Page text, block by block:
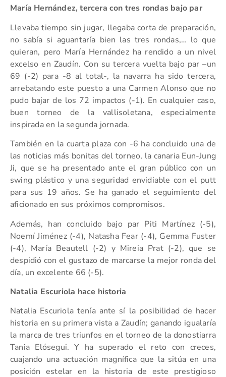
María Hernández, tercera con tres rondas bajo par
Llevaba tiempo sin jugar, llegaba corta de preparación,
no sabía si aguantaría bien las tres rondas,… lo que
quieran, pero María Hernández ha rendido a un nivel
excelso en Zaudín. Con su tercera vuelta bajo par –un
69 (-2) para -8 al total-, la navarra ha sido tercera,
arrebatando este puesto a una Carmen Alonso que no
pudo bajar de los 72 impactos (-1). En cualquier caso,
buen torneo de la vallisoletana, especialmente
inspirada en la segunda jornada.
También en la cuarta plaza con -6 ha concluido una de
las noticias más bonitas del torneo, la canaria Eun-Jung
Ji, que se ha presentado ante el gran público con un
swing plástico y una seguridad envidiable con el putt
para sus 19 años. Se ha ganado el seguimiento del
aficionado en sus próximos compromisos.
Además, han concluido bajo par Piti Martínez (-5),
Noemí Jiménez (-4), Natasha Fear (-4), Gemma Fuster
(-4), María Beautell (-2) y Mireia Prat (-2), que se
despidió con el gustazo de marcarse la mejor ronda del
día, un excelente 66 (-5).
Natalia Escuriola hace historia
Natalia Escuriola tenía ante sí la posibilidad de hacer
historia en su primera vista a Zaudín; ganando igualaría
la marca de tres triunfos en el torneo de la donostiarra
Tania Elósegui. Y ha superado el reto con creces,
cuajando una actuación magnífica que la sitúa en una
posición estelar en la historia de este prestigioso